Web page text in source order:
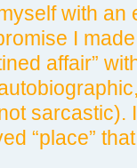
with
I
affair”
sarcastic).
“place”